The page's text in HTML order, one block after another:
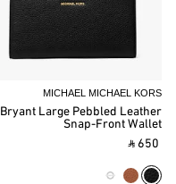
MICHAEL MICHAEL KORS
Bryant Large Pebbled Leather
Snap-Front Wallet
‎ ⃁ 650 ‎